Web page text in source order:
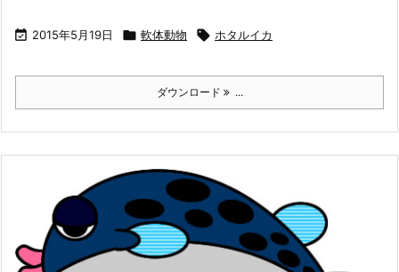
 2015年5月19日  軟体動物  ホタルイカ
ダウンロード ...